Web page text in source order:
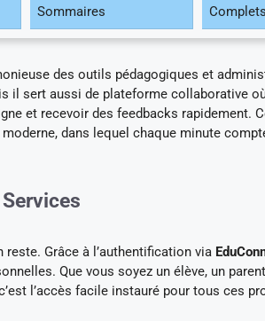
Sommaires
des outils pédagogiques et
il sert aussi de plateforme collaborative
et recevoir des feedbacks rapidement.
dans lequel chaque minute
Grâce à l’authentification via
Que vous soyez un élève, un
l’accès facile instauré pour tous ces